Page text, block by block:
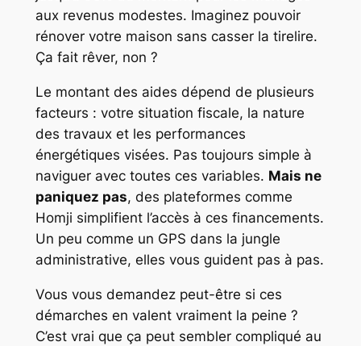
aux revenus modestes. Imaginez pouvoir
rénover votre maison sans casser la tirelire.
Ça fait rêver, non ?
Le montant des aides dépend de plusieurs
facteurs : votre situation fiscale, la nature
des travaux et les performances
énergétiques visées. Pas toujours simple à
naviguer avec toutes ces variables. Mais ne
paniquez pas, des plateformes comme
Homji simplifient l’accès à ces financements.
Un peu comme un GPS dans la jungle
administrative, elles vous guident pas à pas.
Vous vous demandez peut-être si ces
démarches en valent vraiment la peine ?
C’est vrai que ça peut sembler compliqué au